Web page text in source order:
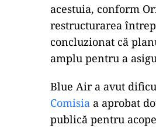
acestuia, conform
restructurarea
concluzionat că
amplu pentru a
Blue Air a avut
Comisia a aprobat
publică pentru